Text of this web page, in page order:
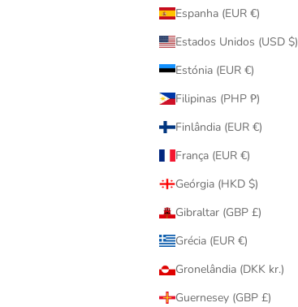
Espanha (EUR €)
Estados Unidos (USD $)
Estónia (EUR €)
Filipinas (PHP ₱)
Finlândia (EUR €)
França (EUR €)
Geórgia (HKD $)
Gibraltar (GBP £)
Grécia (EUR €)
Gronelândia (DKK kr.)
Guernesey (GBP £)
100％ & 400％ BE@RBRICK 世博會招財貓